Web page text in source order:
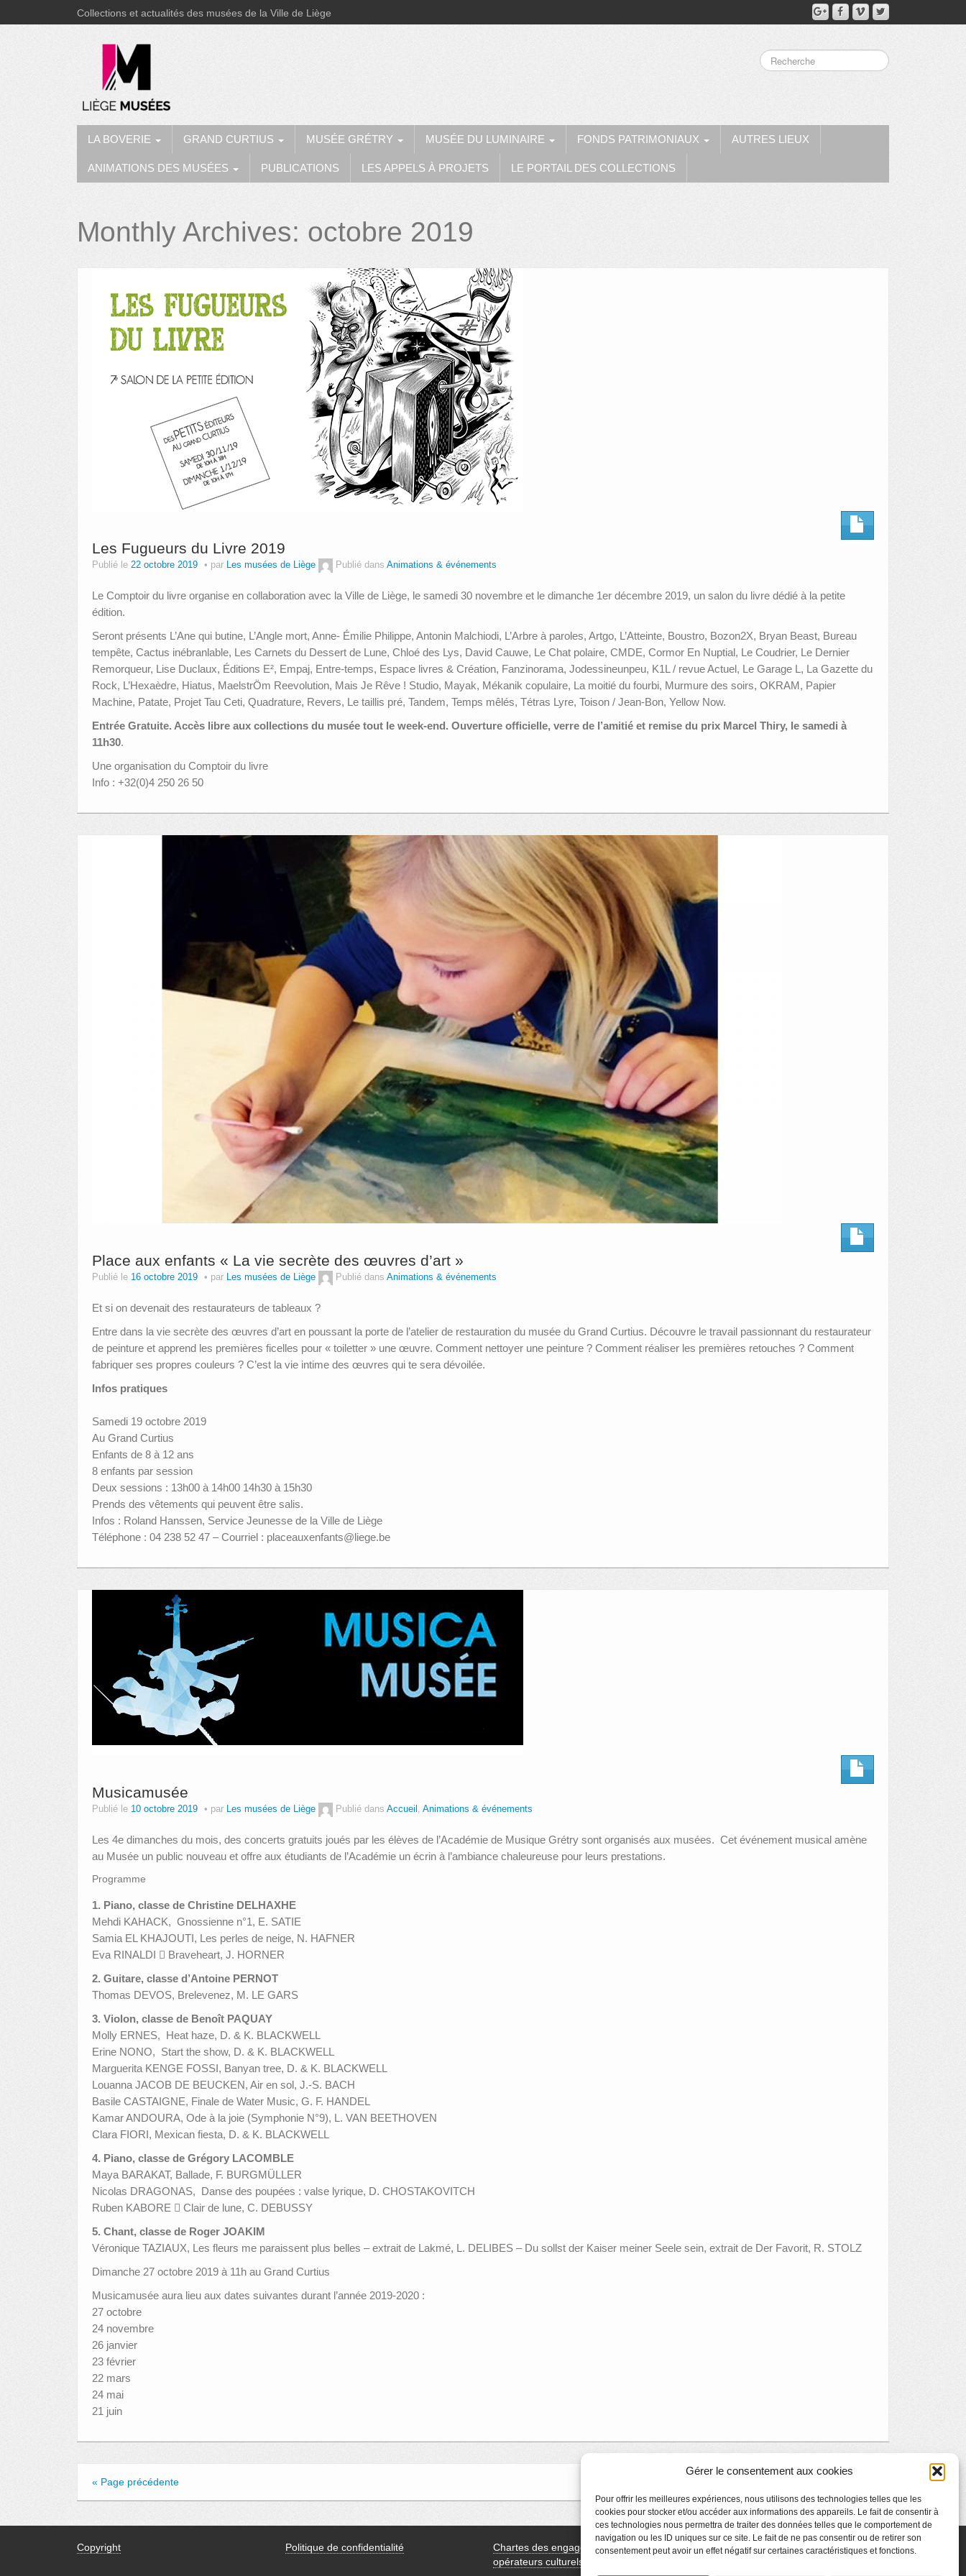
Gérer le consentement aux cookies
Pour offrir les meilleures expériences, nous utilisons des technologies telles que les
cookies pour stocker et/ou accéder aux informations des appareils. Le fait de consentir à
ces technologies nous permettra de traiter des données telles que le comportement de
navigation ou les ID uniques sur ce site. Le fait de ne pas consentir ou de retirer son
consentement peut avoir un effet négatif sur certaines caractéristiques et fonctions.
Collections et actualités des musées de la Ville de Liège
LA BOVERIE GRAND CURTIUS MUSÉE GRÉTRY MUSÉE DU LUMINAIRE FONDS PATRIMONIAUX AUTRES LIEUX
ANIMATIONS DES MUSÉES PUBLICATIONS LES APPELS À PROJETS LE PORTAIL DES COLLECTIONS
Monthly Archives: octobre 2019
Les Fugueurs du Livre 2019
Publié le 22 octobre 2019 par Les musées de Liège Publié dans Animations & événements
Le Comptoir du livre organise en collaboration avec la Ville de Liège, le samedi 30 novembre et le dimanche 1er décembre 2019, un salon du livre dédié à la petite
édition.
Seront présents L’Ane qui butine, L’Angle mort, Anne- Émilie Philippe, Antonin Malchiodi, L’Arbre à paroles, Artgo, L’Atteinte, Boustro, Bozon2X, Bryan Beast, Bureau
tempête, Cactus inébranlable, Les Carnets du Dessert de Lune, Chloé des Lys, David Cauwe, Le Chat polaire, CMDE, Cormor En Nuptial, Le Coudrier, Le Dernier
Remorqueur, Lise Duclaux, Éditions E², Empaj, Entre-temps, Espace livres & Création, Fanzinorama, Jodessineunpeu, K1L / revue Actuel, Le Garage L, La Gazette du
Rock, L’Hexaèdre, Hiatus, MaelstrÖm Reevolution, Mais Je Rêve ! Studio, Mayak, Mékanik copulaire, La moitié du fourbi, Murmure des soirs, OKRAM, Papier
Machine, Patate, Projet Tau Ceti, Quadrature, Revers, Le taillis pré, Tandem, Temps mêlés, Tétras Lyre, Toison / Jean-Bon, Yellow Now.
Entrée Gratuite. Accès libre aux collections du musée tout le week-end. Ouverture officielle, verre de l’amitié et remise du prix Marcel Thiry, le samedi à
11h30.
Une organisation du Comptoir du livre
Info : +32(0)4 250 26 50
Place aux enfants « La vie secrète des œuvres d’art »
Publié le 16 octobre 2019 par Les musées de Liège Publié dans Animations & événements
Et si on devenait des restaurateurs de tableaux ?
Entre dans la vie secrète des œuvres d’art en poussant la porte de l’atelier de restauration du musée du Grand Curtius. Découvre le travail passionnant du restaurateur
de peinture et apprend les premières ficelles pour « toiletter » une œuvre. Comment nettoyer une peinture ? Comment réaliser les premières retouches ? Comment
fabriquer ses propres couleurs ? C’est la vie intime des œuvres qui te sera dévoilée.
Infos pratiques
Samedi 19 octobre 2019
Au Grand Curtius
Enfants de 8 à 12 ans
8 enfants par session
Deux sessions : 13h00 à 14h00 14h30 à 15h30
Prends des vêtements qui peuvent être salis.
Infos : Roland Hanssen, Service Jeunesse de la Ville de Liège
Téléphone : 04 238 52 47 – Courriel : placeauxenfants@liege.be
Musicamusée
Publié le 10 octobre 2019 par Les musées de Liège Publié dans Accueil , Animations & événements
Les 4e dimanches du mois, des concerts gratuits joués par les élèves de l’Académie de Musique Grétry sont organisés aux musées. Cet événement musical amène
au Musée un public nouveau et offre aux étudiants de l’Académie un écrin à l’ambiance chaleureuse pour leurs prestations.
Programme
1. Piano, classe de Christine DELHAXHE
Mehdi KAHACK, Gnossienne n°1, E. SATIE
Samia EL KHAJOUTI, Les perles de neige, N. HAFNER
Eva RINALDI  Braveheart, J. HORNER
2. Guitare, classe d’Antoine PERNOT
Thomas DEVOS, Brelevenez, M. LE GARS
3. Violon, classe de Benoît PAQUAY
Molly ERNES, Heat haze, D. & K. BLACKWELL
Erine NONO, Start the show, D. & K. BLACKWELL
Marguerita KENGE FOSSI, Banyan tree, D. & K. BLACKWELL
Louanna JACOB DE BEUCKEN, Air en sol, J.-S. BACH
Basile CASTAIGNE, Finale de Water Music, G. F. HANDEL
Kamar ANDOURA, Ode à la joie (Symphonie N°9), L. VAN BEETHOVEN
Clara FIORI, Mexican fiesta, D. & K. BLACKWELL
4. Piano, classe de Grégory LACOMBLE
Maya BARAKAT, Ballade, F. BURGMÜLLER
Nicolas DRAGONAS, Danse des poupées : valse lyrique, D. CHOSTAKOVITCH
Ruben KABORE  Clair de lune, C. DEBUSSY
5. Chant, classe de Roger JOAKIM
Véronique TAZIAUX, Les fleurs me paraissent plus belles – extrait de Lakmé, L. DELIBES – Du sollst der Kaiser meiner Seele sein, extrait de Der Favorit, R. STOLZ
Dimanche 27 octobre 2019 à 11h au Grand Curtius
Musicamusée aura lieu aux dates suivantes durant l’année 2019-2020 :
27 octobre
24 novembre
26 janvier
23 février
22 mars
24 mai
21 juin
« Page précédente
Copyright Politique de confidentialité
Chartes des engagements des
opérateurs culturels